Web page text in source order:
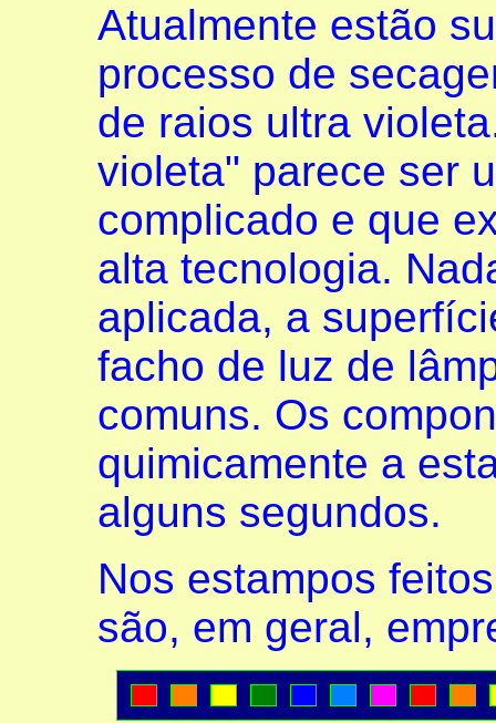
Atualmente estão
processo de
de raios ultra
violeta" parece ser
complicado e que
alta tecnologia.
aplicada, a
facho de luz de
comuns. Os
quimicamente a
alguns segundos.
Nos estampos
são, em geral,